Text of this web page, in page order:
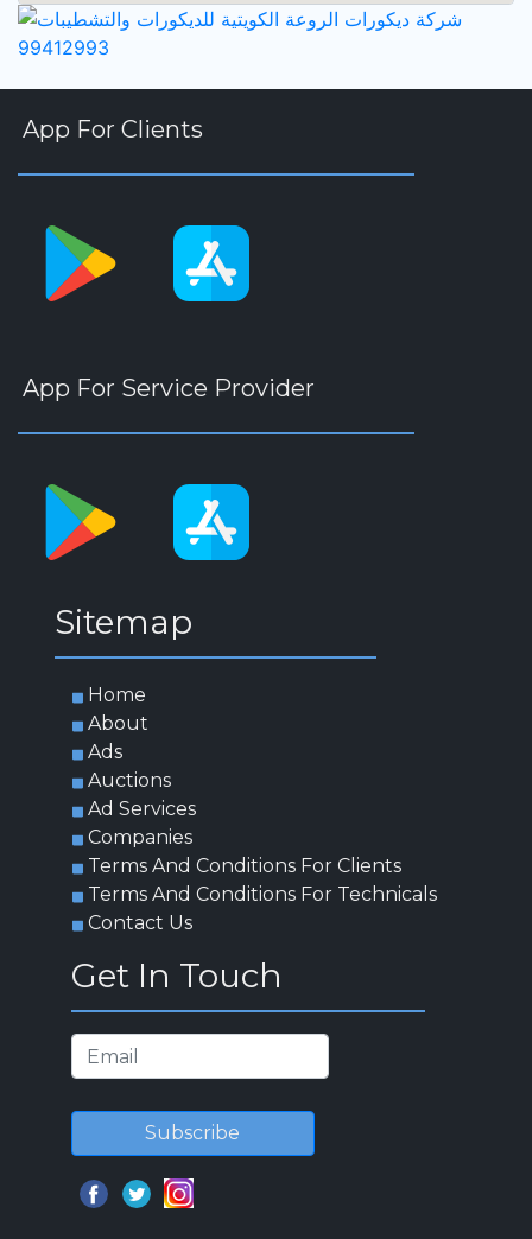
App For Clients
App For Service Provider
Sitemap
Home
About
Ads
Auctions
Ad Services
Companies
Terms And Conditions For Clients
Terms And Conditions For Technicals
Contact Us
Get In Touch
Subscribe